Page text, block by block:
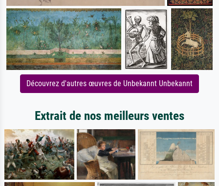
Découvrez d'autres œuvres de Unbekannt Unbekannt
Extrait de nos meilleurs ventes